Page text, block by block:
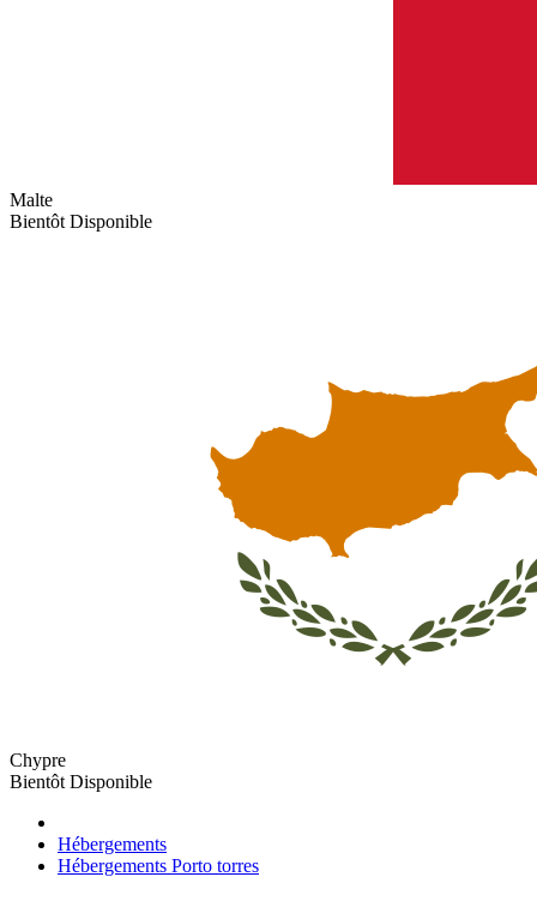
Malte
Bientôt Disponible
Chypre
Bientôt Disponible
Hébergements
Hébergements Porto torres